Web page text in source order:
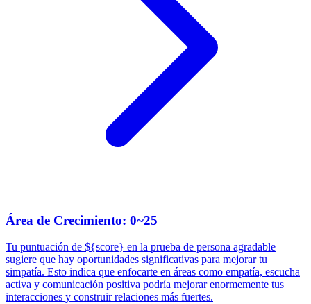
Área de Crecimiento: 0~25
Tu puntuación de ${score} en la prueba de persona agradable
sugiere que hay oportunidades significativas para mejorar tu
simpatía. Esto indica que enfocarte en áreas como empatía, escucha
activa y comunicación positiva podría mejorar enormemente tus
interacciones y construir relaciones más fuertes.